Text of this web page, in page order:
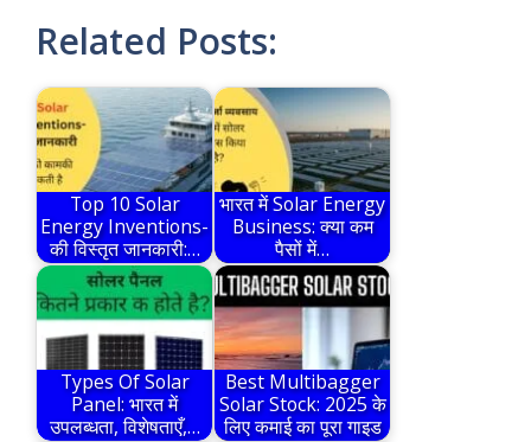
Related Posts:
Top 10 Solar
Energy Inventions-
की विस्तृत जानकारी:…
भारत में Solar Energy
Business: क्या कम
पैसों में…
Types Of Solar
Panel: भारत में
उपलब्धता, विशेषताएँ,…
Best Multibagger
Solar Stock: 2025 के
लिए कमाई का पूरा गाइड